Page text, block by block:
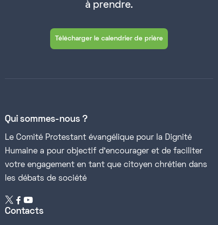
à prendre.
Télécharger le calendrier de prière
Qui sommes-nous ?
Le Comité Protestant évangélique pour la Dignité
Humaine a pour objectif d’encourager et de faciliter
votre engagement en tant que citoyen chrétien dans
les débats de société
 
Contacts